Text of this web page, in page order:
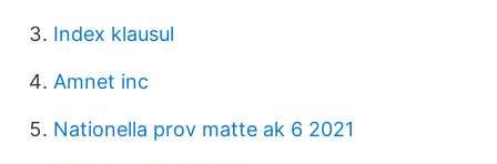
Index klausul
Amnet inc
Nationella prov matte ak 6 2021